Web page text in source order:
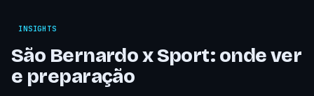
INSIGHTS
São Bernardo x Sport: onde ver
e preparação